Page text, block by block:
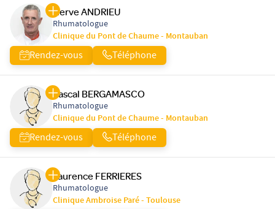
Herve ANDRIEU
Rhumatologue
Clinique du Pont de Chaume - Montauban
Rendez-vous Téléphone
Pascal BERGAMASCO
Rhumatologue
Clinique du Pont de Chaume - Montauban
Rendez-vous Téléphone
Laurence FERRIERES
Rhumatologue
Clinique Ambroise Paré - Toulouse